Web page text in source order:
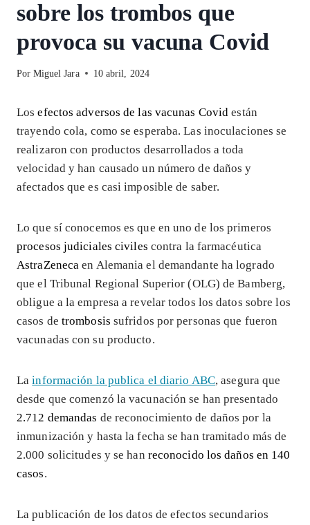
sobre los trombos que
provoca su vacuna Covid
Por Miguel Jara 10 abril, 2024
Losefectos adversos de las vacunas Covid están
trayendo cola, como se esperaba. Las inoculaciones se
realizaron con productos desarrollados a toda
velocidad y han causado un número de daños y
afectados que es casi imposible de saber.
Lo que sí conocemos es que en uno de los primeros
procesos judiciales civiles contra la farmacéutica
AstraZenecaen Alemania el demandante ha logrado
que el Tribunal Regional Superior (OLG) de Bamberg,
obligue a la empresa a revelar todos los datos sobre los
casos de trombosis sufridos por personas que fueron
vacunadas con su producto.
Lainformación la publica el diario ABC, asegura que
desde que comenzó la vacunación se han presentado
2.712 demandas de reconocimiento de daños por la
inmunización y hasta la fecha se han tramitado más de
2.000 solicitudes y se han reconocido los daños en 140
casos.
La publicación de los datos de efectos secundarios